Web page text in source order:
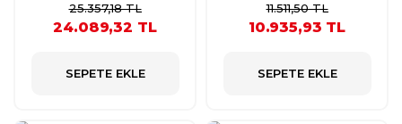
25.357,18 TL
24.089,32 TL
SEPETE EKLE
11.511,50 TL
10.935,93 TL
SEPETE EKLE